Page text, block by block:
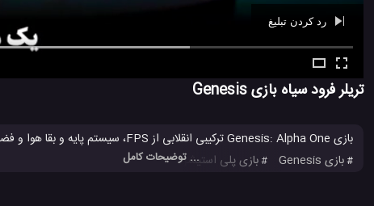
Ad - 00:40
تریلر فرود سیاه بازی Genesis
بازی Genesis: Alpha One ترکیبی انقلابی از FPS، سیستم پایه و بقا هوا و فضایی است که شما را در نقش یک پیشگام میان سیاره های تازه قدم بر می دارید.
#بازی Genesis #بازی پلی استیشن #پلی استیشن
... توضیحات کامل